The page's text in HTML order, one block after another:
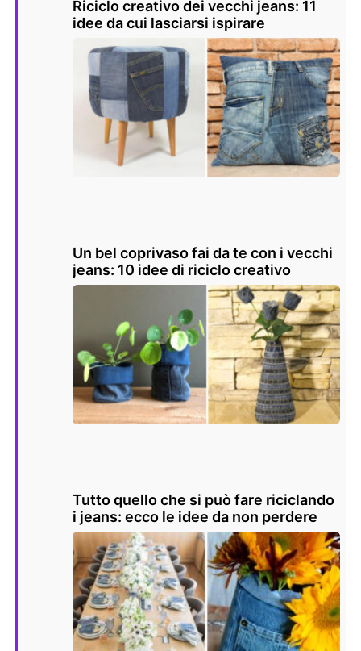
Riciclo creativo dei vecchi jeans: 11
idee da cui lasciarsi ispirare
Un bel coprivaso fai da te con i vecchi
jeans: 10 idee di riciclo creativo
Tutto quello che si può fare riciclando
i jeans: ecco le idee da non perdere